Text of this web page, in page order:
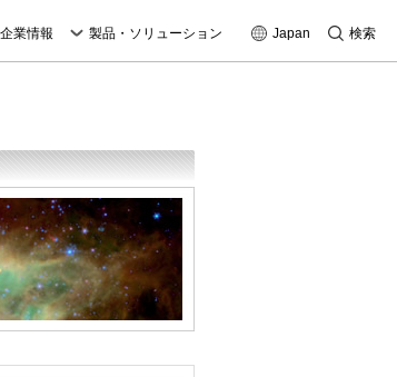
企業情報 製品・ソリューション Japan 検索